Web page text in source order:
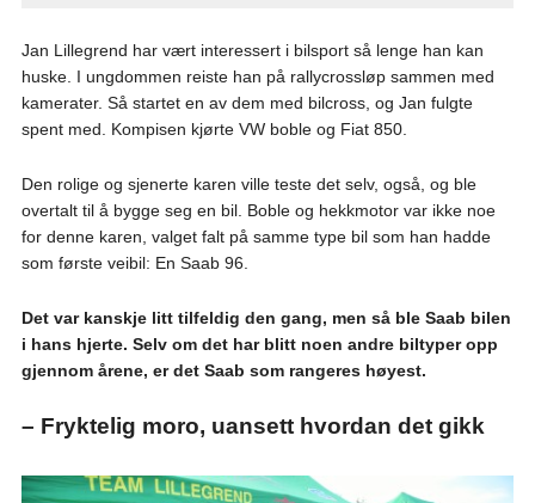
Jan Lillegrend har vært interessert i bilsport så lenge han kan
huske. I ungdommen reiste han på rallycrossløp sammen med
kamerater. Så startet en av dem med bilcross, og Jan fulgte
spent med. Kompisen kjørte VW boble og Fiat 850.
Den rolige og sjenerte karen ville teste det selv, også, og ble
overtalt til å bygge seg en bil. Boble og hekkmotor var ikke noe
for denne karen, valget falt på samme type bil som han hadde
som første veibil: En Saab 96.
Det var kanskje litt tilfeldig den gang, men så ble Saab bilen
i hans hjerte. Selv om det har blitt noen andre biltyper opp
gjennom årene, er det Saab som rangeres høyest.
– Fryktelig moro, uansett hvordan det gikk